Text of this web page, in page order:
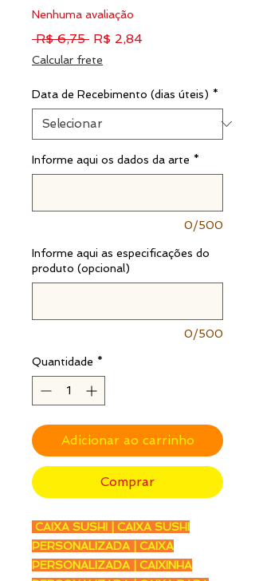
Nenhuma avaliação
R$ 6,75 Preço
R$ 2,84Preço
Calcular frete
Data de Recebimento (dias úteis) *
Informe aqui os dados da arte *
0/500
Informe aqui as especificações do
produto (opcional)
0/500
Quantidade *
Adicionar ao carrinho
Comprar
CAIXA SUSHI | CAIXA SUSHI
PERSONALIZADA | CAIXA
PERSONALIZADA | CAIXINHA